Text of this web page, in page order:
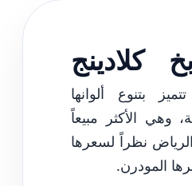
كلادينج
تتميز بتنوع ألوانها
وهي الأكثر مبيعاً
نظراً لسعرها
المودرن.